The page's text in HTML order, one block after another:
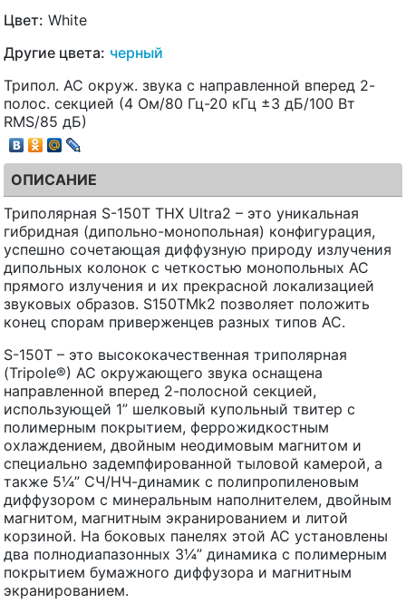
Цвет: White
Другие цвета: черный
Трипол. АС окруж. звука c направленной вперед 2-
полос. секцией (4 Ом/80 Гц-20 кГц ±3 дБ/100 Вт
RMS/85 дБ)
ОПИСАНИЕ
Триполярная S-150T THX Ultra2 – это уникальная
гибридная (дипольно-монопольная) конфигурация,
успешно сочетающая диффузную природу излучения
дипольных колонок с четкостью монопольных АС
прямого излучения и их прекрасной локализацией
звуковых образов. S150TMk2 позволяет положить
конец спорам приверженцев разных типов АС.
S-150T – это высококачественная триполярная
(Tripole®) АС окружающего звука оснащена
направленной вперед 2-полосной секцией,
использующей 1” шелковый купольный твитер с
полимерным покрытием, феррожидкостным
охлаждением, двойным неодимовым магнитом и
специально задемпфированной тыловой камерой, а
также 5¼” СЧ/НЧ-динамик с полипропиленовым
диффузором с минеральным наполнителем, двойным
магнитом, магнитным экранированием и литой
корзиной. На боковых панелях этой АС установлены
два полнодиапазонных 3¼” динамика с полимерным
покрытием бумажного диффузора и магнитным
экранированием.